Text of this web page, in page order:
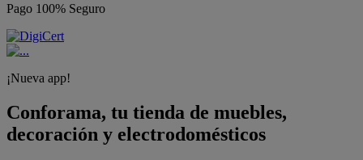
Pago 100% Seguro
¡Nueva app!
Conforama, tu tienda de muebles,
decoración y electrodomésticos